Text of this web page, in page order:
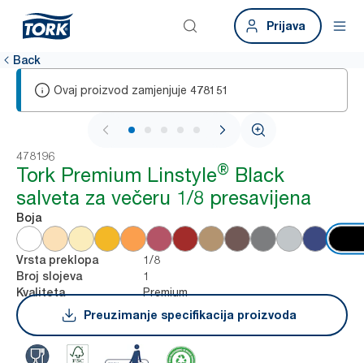
Prijava
Back
Ovaj proizvod zamjenjuje 478151
1 / 5
478196
Tork Premium Linstyle® Black
salveta za večeru 1/8 presavijena
Boja
Vrsta preklopa 1/8
Broj slojeva 1
Kvaliteta
Premium
Preuzimanje specifikacija proizvoda